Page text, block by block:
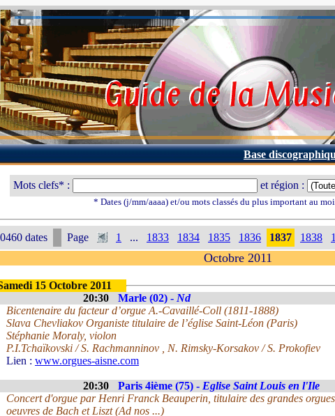
Base
Mots clefs* : et région :
* Dates (j/mm/aaaa) et/ou mots classés du plus important au
dates Page 1 ... 1833 1834 1835 1836 1837 1838
Octobre 2011
15 Octobre 2011
20:30
Marle (02) - Nd
Bicentenaire du facteur d’orgue A.-Cavaillé-Coll (1811-1888)
Slava Chevliakov Organiste titulaire de l’église Saint-Léon (Paris)
Stéphanie Moraly, violon
P.I.Tchaïkovski / S. Rachmanninov , N. Rimsky-Korsakov / S. Prokofiev
Lien : www.orgues-aisne.com
20:30 Paris 4ième (75) - Eglise Saint Louis en l'Ile
Concert d'orgue par Henri Franck Beauperin, titulaire des grandes
oeuvres de Bach et Liszt (Ad nos ...)